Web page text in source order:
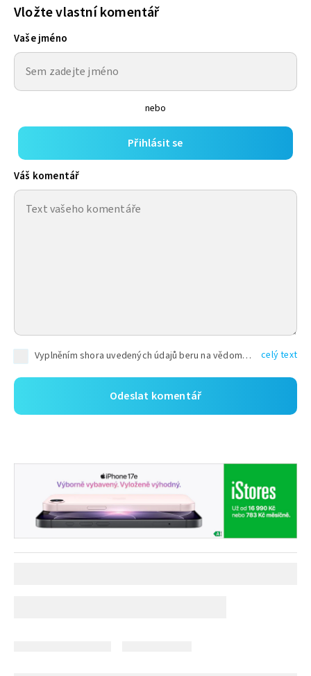
Vložte vlastní komentář
Vaše jméno
nebo
Přihlásit se
Váš komentář
Vyplněním shora uvedených údajů beru na vědomí, že společnost TEXT FACTORY s.r.o., sídlem Brno, Durďákova 336/29, Černá Pole, PSČ: 613 00, IČ: 06157831, zapsané u Krajského soudu v Brně, oddíl C, vložka 100399, bude zpracovávat mé osobní údaje uvedené v rámci mnou vyplněného registračního formuláře na základě oprávněných zájmů TEXT FACTORY s.r.o. dle čl. 6 odst. 1 písm. f) GDPR a pro splnění právních povinností (čl. 6 odst. 1 písm. c) GDPR), a to pro tyto účely: nezbytnost zajistit oprávnění návštěvníka webových stránek provozovaných společností TEXT FACTORY s.r.o. přispívat aktivně ke zveřejněným článkům nebo v rámci diskusních fór a výkon práv TEXT FACTORY s.r.o. jako administrátora těchto diskusních fór. Více informací o zpracování osobních údajů a právech lze nalézt v celý text